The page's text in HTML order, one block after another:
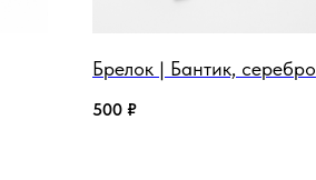
Брелок | Бантик, серебро
500 ₽